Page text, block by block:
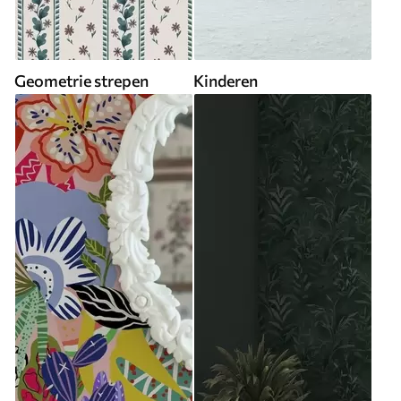
Geometrie strepen Kinderen